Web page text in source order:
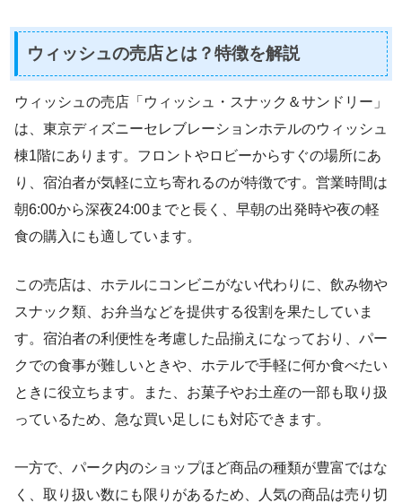
ウィッシュの売店とは？特徴を解説
ウィッシュの売店「ウィッシュ・スナック＆サンドリー」
は、東京ディズニーセレブレーションホテルのウィッシュ
棟1階にあります。フロントやロビーからすぐの場所にあ
り、宿泊者が気軽に立ち寄れるのが特徴です。営業時間は
朝6:00から深夜24:00までと長く、早朝の出発時や夜の軽
食の購入にも適しています。
この売店は、ホテルにコンビニがない代わりに、飲み物や
スナック類、お弁当などを提供する役割を果たしていま
す。宿泊者の利便性を考慮した品揃えになっており、パー
クでの食事が難しいときや、ホテルで手軽に何か食べたい
ときに役立ちます。また、お菓子やお土産の一部も取り扱
っているため、急な買い足しにも対応できます。
一方で、パーク内のショップほど商品の種類が豊富ではな
く、取り扱い数にも限りがあるため、人気の商品は売り切